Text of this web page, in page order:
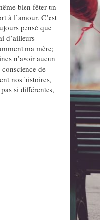
bien fêter un
à l’amour. C’est
pensé que
d’ailleurs
ma mère;
n’avoir aucun
de
nos histoires,
si différentes,